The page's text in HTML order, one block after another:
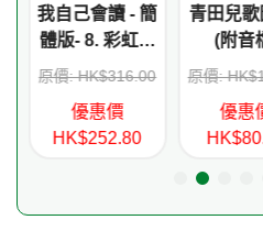
自己會讀 - 簡
版- 8. 彩虹輯
(書12冊、QR
音、練習1本)
價: HK$316.00
優惠價
HK$252.80
青田兒歌圖典3
(附音檔)
原價: HK$100.00
優惠價
HK$80.00